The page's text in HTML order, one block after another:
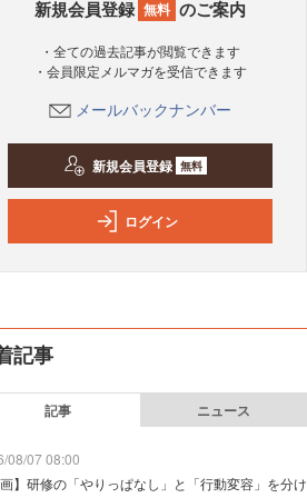
新規会員登録 無料 のご案内
・全ての過去記事が閲覧できます
・会員限定メルマガを受信できます
メールバックナンバー
新規会員登録 無料
ログイン
記事
記事 ニュース
08/07 08:00
画】研修の「やりっぱなし」と「行動変容」を分け